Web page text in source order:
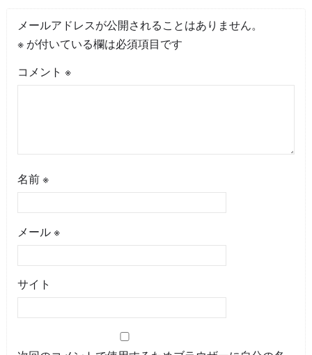
メールアドレスが公開されることはありません。
※が付いている欄は必須項目です
コメント ※
名前 ※
メール ※
サイト